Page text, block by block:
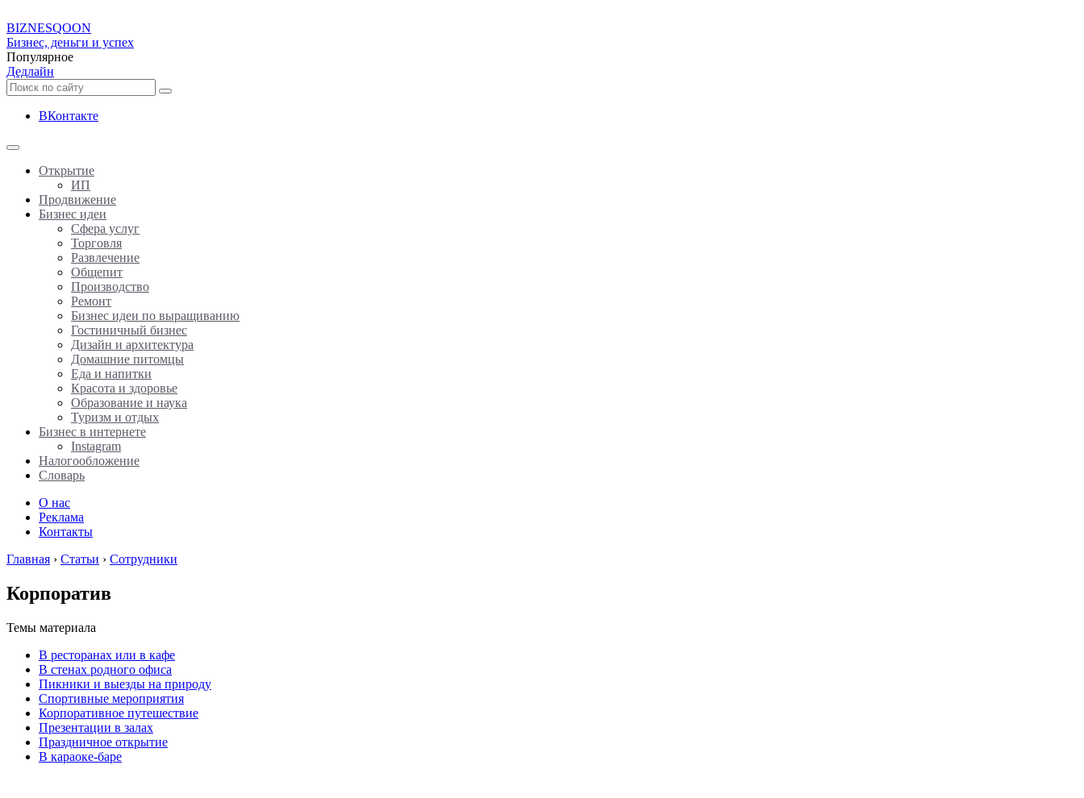
BIZNESQOON
Бизнес, деньги и успех
Популярное
Дедлайн
ВКонтакте
Открытие
ИП
Продвижение
Бизнес идеи
Сфера услуг
Торговля
Развлечение
Общепит
Производство
Ремонт
Бизнес идеи по выращиванию
Гостиничный бизнес
Дизайн и архитектура
Домашние питомцы
Еда и напитки
Красота и здоровье
Образование и наука
Туризм и отдых
Бизнес в интернете
Instagram
Налогообложение
Словарь
О нас
Реклама
Контакты
Главная › Статьи › Сотрудники
Корпоратив
Темы материала
В ресторанах или в кафе
В стенах родного офиса
Пикники и выезды на природу
Спортивные мероприятия
Корпоративное путешествие
Презентации в залах
Праздничное открытие
В караоке-баре